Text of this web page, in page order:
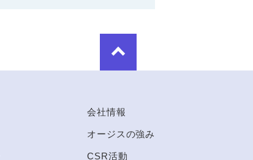
会社情報
オージスの強み
CSR活動